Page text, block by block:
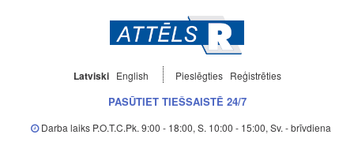
Latviski English Pieslēgties Reģistrēties
PASŪTIET TIEŠSAISTĒ 24/7
Darba laiks P.O.T.C.Pk. 9:00 - 18:00, S. 10:00 - 15:00, Sv. - brīvdiena